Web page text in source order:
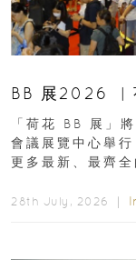
BB 展2026 ︳
「荷花 BB 展」
會議展覽中心舉
更多最新、最齊
28th July, 2026 ｜